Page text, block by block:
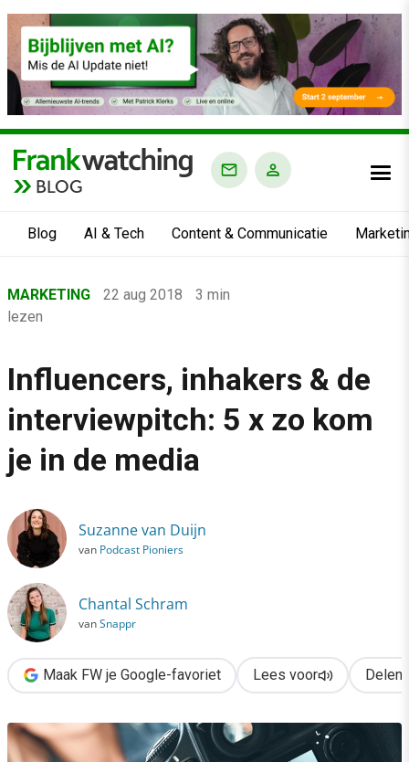
BLOG
Blog AI & Tech Content & Communicatie
›
Marketing
Influencers, inhakers & de interviewpitch: 5 x zo kom je in de
MARKETING 22 aug 2018
3 min
lezen
Influencers, inhakers & de
interviewpitch: 5 x zo kom
je in de media
Suzanne van Duijn
van Podcast Pioniers
Chantal Schram
vanSnappr
Maak FW je Google-favoriet Lees voor Delen